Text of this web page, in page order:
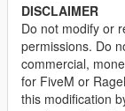
DISCLAIMER
Do not modify or
permissions. Do
commercial,
for FiveM or
this modification